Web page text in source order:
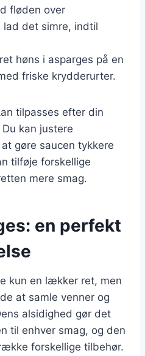
fløden over
lad det simre, indtil
høns i asparges på en
friske krydderurter.
tilpasses efter din
kan justere
gøre saucen tykkere
tilføje forskellige
mere smag.
en perfekt
kun en lækker ret, men
at samle venner og
alsidighed gør det
til enhver smag, og den
forskellige tilbehør.